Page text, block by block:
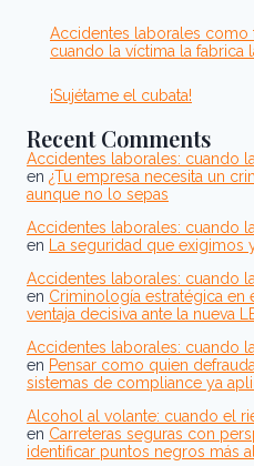
Accidentes laborales
cuando la víctima la fabrica
¡Sujétame el cubata!
Recent Comments
Accidentes laborales: cuando
en ¿Tu empresa necesita un
aunque no lo sepas
Accidentes laborales: cuando
en La seguridad que exigimos
Accidentes laborales: cuando
en Criminología estratégica en
ventaja decisiva ante la nueva
Accidentes laborales: cuando
en Pensar como quien
sistemas de compliance ya
Alcohol al volante: cuando el
en Carreteras seguras con
identificar puntos negros más